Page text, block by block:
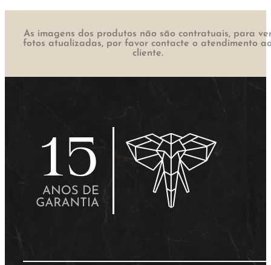
As imagens dos produtos não são contratuais, para
fotos atualizadas, por favor contacte o atendimento
cliente.